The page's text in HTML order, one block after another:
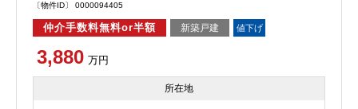
〔物件ID〕 0000094405
仲介手数料無料or半額 新築戸建 値下げ
3,880 万円
所在地